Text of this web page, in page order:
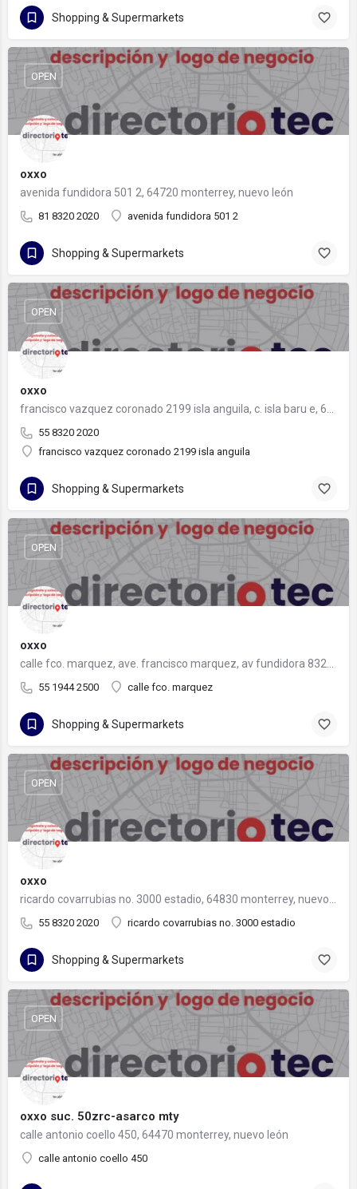
Shopping & Supermarkets
oxxo
avenida fundidora 501 2, 64720 monterrey, nuevo león
81 8320 2020 avenida fundidora 501 2
OPEN
Shopping & Supermarkets
oxxo
55 8320 2020
francisco vazquez coronado 2199 isla anguila
OPEN
Shopping & Supermarkets
oxxo
55 1944 2500 calle fco. marquez
OPEN
Shopping & Supermarkets
oxxo
55 8320 2020 ricardo covarrubias no. 3000 estadio
OPEN
Shopping & Supermarkets
oxxo suc. 50zrc-asarco mty
calle antonio coello 450, 64470 monterrey, nuevo león
calle antonio coello 450
OPEN